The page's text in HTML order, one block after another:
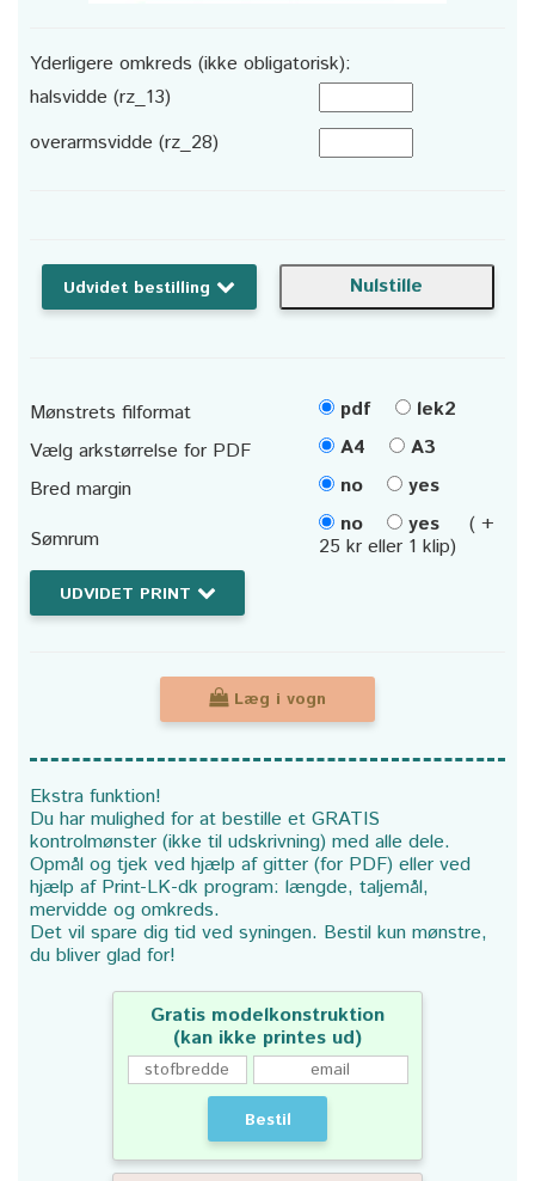
Yderligere omkreds (ikke obligatorisk):
halsvidde (rz_13)
overarmsvidde (rz_28)
Udvidet bestilling
Mønstrets filformat pdf
lek2
Vælg arkstørrelse for PDF
A4
A3
Bred margin
no
yes
Sømrum
no yes
( +
25 kr eller 1 klip)
UDVIDET PRINT
Læg i vogn
Ekstra funktion!
Du har mulighed for at bestille et GRATIS
kontrolmønster (ikke til udskrivning) med alle dele.
Opmål og tjek ved hjælp af gitter (for PDF) eller ved
hjælp af Print-LK-dk program: længde, taljemål,
mervidde og omkreds.
Det vil spare dig tid ved syningen. Bestil kun mønstre,
du bliver glad for!
Gratis modelkonstruktion
(kan ikke printes ud)
Bestil